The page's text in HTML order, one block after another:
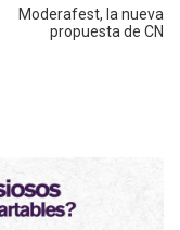
Moderafest, la nueva
propuesta de CN